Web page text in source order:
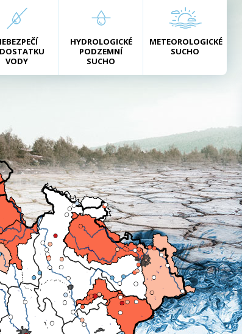
VODY
HYDROLOGICKÉ
PODZEMNÍ
SUCHO
METEOROLOGICKÉ
SUCHO